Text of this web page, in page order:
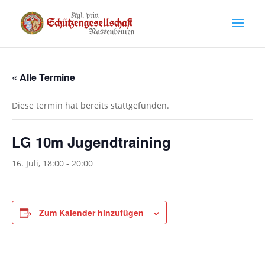
« Alle Termine
Diese termin hat bereits stattgefunden.
LG 10m Jugendtraining
16. Juli, 18:00 - 20:00
Zum Kalender hinzufügen